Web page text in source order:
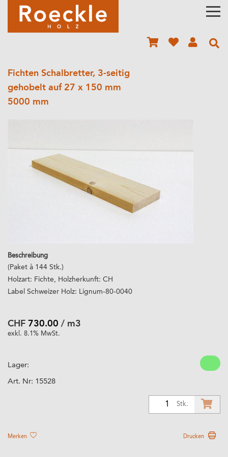
Fichten Schalbretter, 3-seitig
gehobelt auf 27 x 150 mm
5000 mm
Beschreibung
(Paket à 144 Stk.)
Holzart: Fichte, Holzherkunft: CH
Label Schweizer Holz: Lignum-80-0040
CHF 730.00 / m3
exkl. 8.1% MwSt.
Lager:
Art. Nr: 15528
Stk.
Merken Drucken